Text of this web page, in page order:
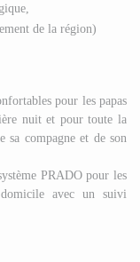
de la région)
pour les papas
nuit et pour toute la
sa compagne et de son
PRADO pour les
avec un suivi